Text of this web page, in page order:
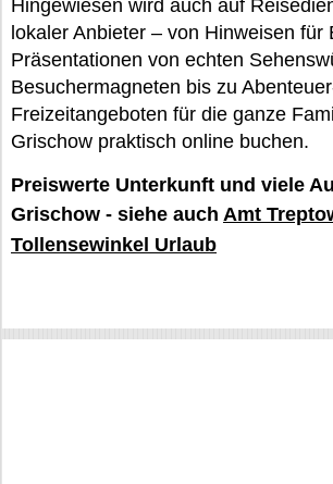
Hingewiesen wird auch auf
lokaler Anbieter – von Hinweisen für
Präsentationen von echten
Besuchermagneten bis zu
Freizeitangeboten für die ganze
Grischow praktisch online buchen.
Preiswerte Unterkunft und viele
Grischow - siehe auch Amt
Tollensewinkel Urlaub